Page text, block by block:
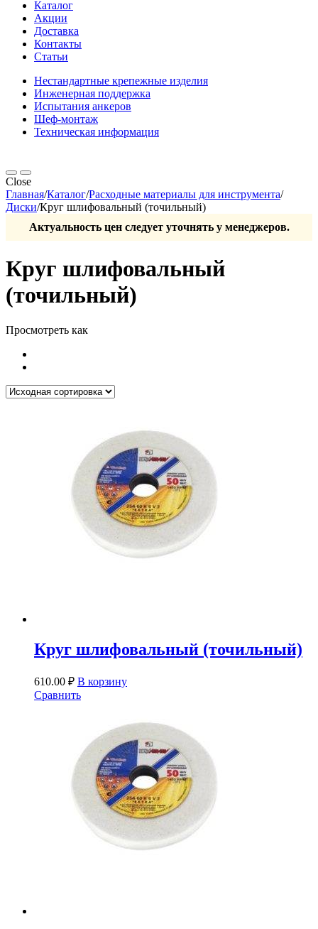
Каталог
Акции
Доставка
Контакты
Статьи
Нестандартные крепежные изделия
Инженерная поддержка
Испытания анкеров
Шеф-монтаж
Техническая информация
Close
Главная/Каталог/Расходные материалы для инструмента/
Диски/Круг шлифовальный (точильный)
Актуальность цен следует уточнять у менеджеров.
Круг шлифовальный
(точильный)
Просмотреть как
Круг шлифовальный (точильный)
610.00 ₽ В корзину
Сравнить